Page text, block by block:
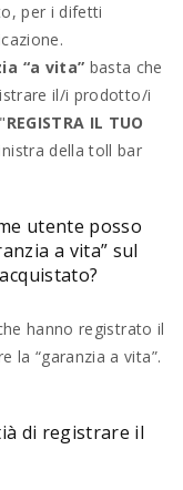
per i difetti
“a vita” basta che
il/i prodotto/i
REGISTRA IL TUO
della toll bar
utente posso
a vita” sul
hanno registrato il
“garanzia a vita”.
di registrare il